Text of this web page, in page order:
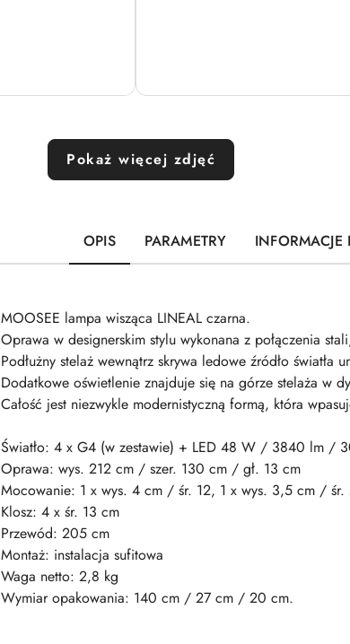
Pokaż więcej zdjęć
OPIS PARAMETRY INFORMACJE
MOOSEE lampa wisząca LINEAL czarna.
Oprawa w designerskim stylu wykonana z połączenia
Podłużny stelaż wewnątrz skrywa ledowe źródło
Dodatkowe oświetlenie znajduje się na górze stelaża w
Całość jest niezwykle modernistyczną formą, która
Światło: 4 x G4 (w zestawie) + LED 48 W / 3840 lm /
Oprawa: wys. 212 cm / szer. 130 cm / gł. 13 cm
Mocowanie: 1 x wys. 4 cm / śr. 12, 1 x wys. 3,5 cm / śr.
Klosz: 4 x śr. 13 cm
Przewód: 205 cm
Montaż: instalacja sufitowa
Waga netto: 2,8 kg
Wymiar opakowania: 140 cm / 27 cm / 20 cm.